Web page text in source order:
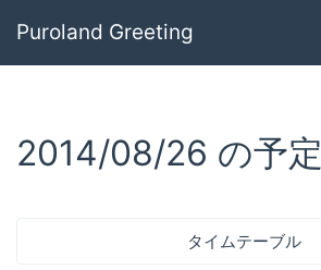
Puroland Greeting
2014/08/26 の予定
タイムテーブル